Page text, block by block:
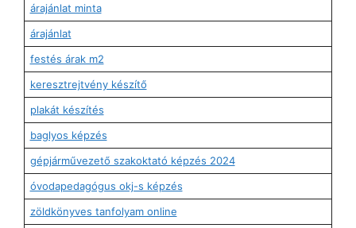
árajánlat minta
árajánlat
festés árak m2
keresztrejtvény készítő
plakát készítés
baglyos képzés
gépjárművezető szakoktató képzés 2024
óvodapedagógus okj-s képzés
zöldkönyves tanfolyam online